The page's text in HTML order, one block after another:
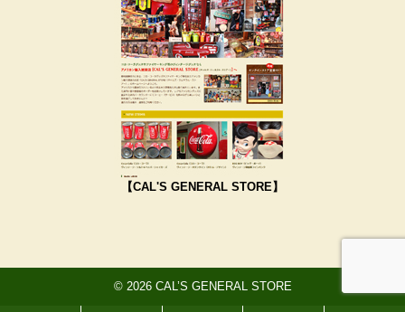
【CAL'S GENERAL STORE】
© 2026 CAL’S GENERAL STORE